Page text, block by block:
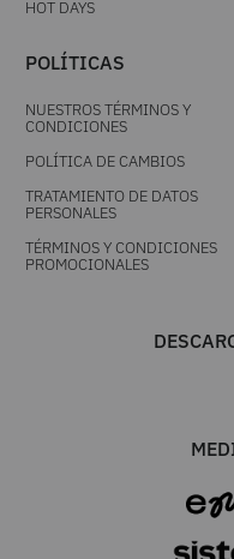
HOT DAYS
POLÍTICAS
NUESTROS TÉRMINOS Y
CONDICIONES
POLÍTICA DE CAMBIOS
TRATAMIENTO DE DATOS
PERSONALES
TÉRMINOS Y CONDICIONES
PROMOCIONALES